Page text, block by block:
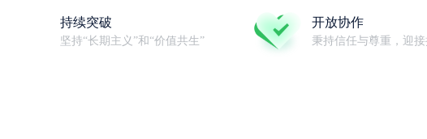
持续突破
坚持“长期主义”和“价值共生”
开放协作
秉持信任与尊重，迎